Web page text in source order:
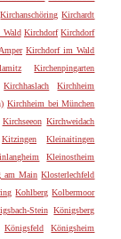
Kirchanschöring Kirchardt
Wald Kirchdorf Kirchdorf
Kirchdorf im Wald
Kirchenpingarten
Kirchhaslach
Kirchheim
Kirchheim bei München
Kirchseeon Kirchweidach
Kitzingen
Kleinaitingen
Kleinostheim
am Main Klosterlechfeld
Kohlberg Kolbermoor
Stein
Königsberg
Königsfeld
Königsheim